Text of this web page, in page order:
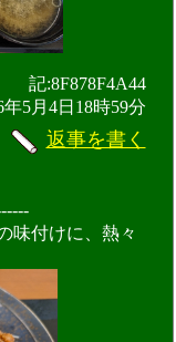
記:8F878F4A44
年5月4日18時59分
返事を書く
味付けに、熱々